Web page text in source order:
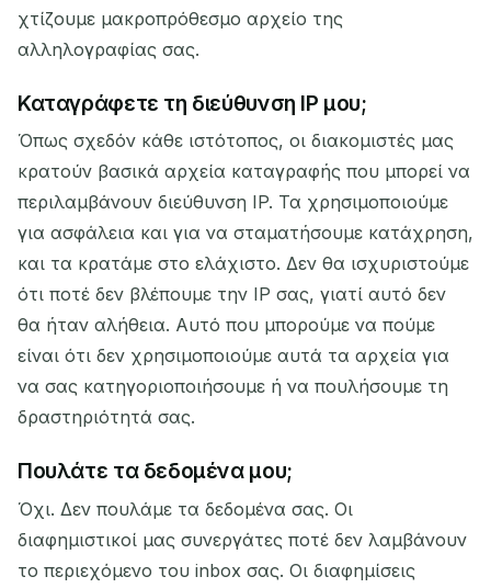
χτίζουμε μακροπρόθεσμο αρχείο της
αλληλογραφίας σας.
Καταγράφετε τη διεύθυνση IP μου;
Όπως σχεδόν κάθε ιστότοπος, οι διακομιστές μας
κρατούν βασικά αρχεία καταγραφής που μπορεί να
περιλαμβάνουν διεύθυνση IP. Τα χρησιμοποιούμε
για ασφάλεια και για να σταματήσουμε κατάχρηση,
και τα κρατάμε στο ελάχιστο. Δεν θα ισχυριστούμε
ότι ποτέ δεν βλέπουμε την IP σας, γιατί αυτό δεν
θα ήταν αλήθεια. Αυτό που μπορούμε να πούμε
είναι ότι δεν χρησιμοποιούμε αυτά τα αρχεία για
να σας κατηγοριοποιήσουμε ή να πουλήσουμε τη
δραστηριότητά σας.
Πουλάτε τα δεδομένα μου;
Όχι. Δεν πουλάμε τα δεδομένα σας. Οι
διαφημιστικοί μας συνεργάτες ποτέ δεν λαμβάνουν
το περιεχόμενο του inbox σας. Οι διαφημίσεις